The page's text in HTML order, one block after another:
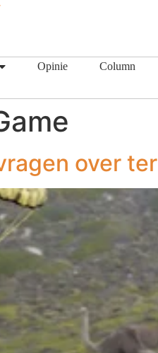
Opinie Column
over